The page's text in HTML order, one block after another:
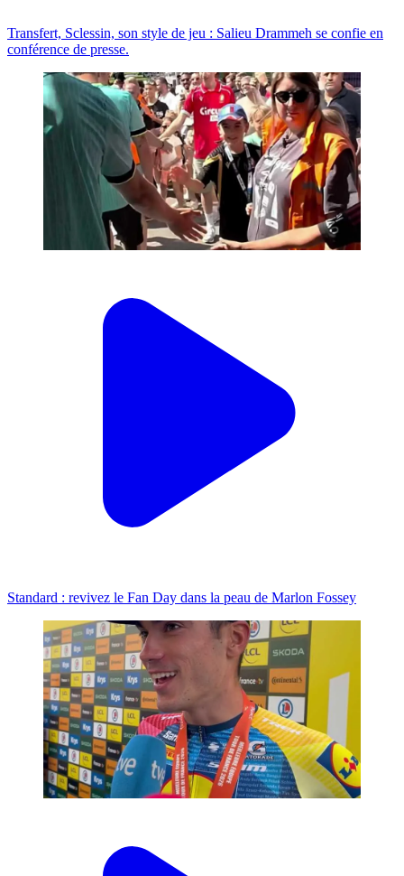
Transfert, Sclessin, son style de jeu : Salieu Drammeh se confie en
conférence de presse.
Standard : revivez le Fan Day dans la peau de Marlon Fossey